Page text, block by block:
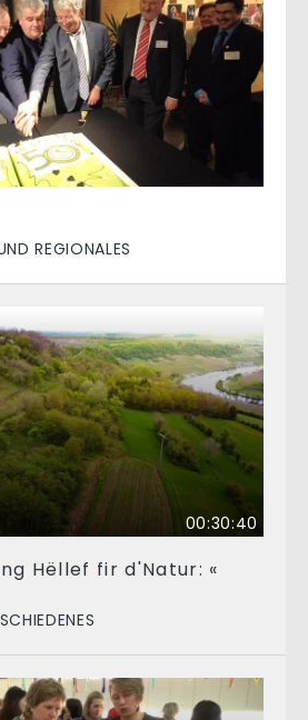
REGIONALES
00:30:40
Hëllef fir d'Natur: «